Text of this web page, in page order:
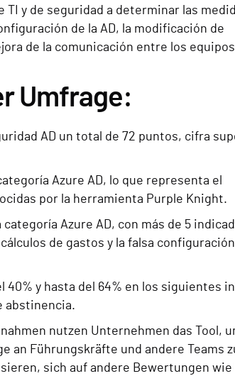
y de seguridad a determinar las
de la AD, la modificación de
de la comunicación entre los
Umfrage:
AD un total de 72 puntos, cifra
Azure AD, lo que representa el
por la herramienta Purple Knight.
Azure AD, con más de 5
de gastos y la falsa
y hasta del 64% en los siguientes
abstinencia.
nutzen Unternehmen das Tool,
an Führungskräfte und andere Teams
sich auf andere Bewertungen wie